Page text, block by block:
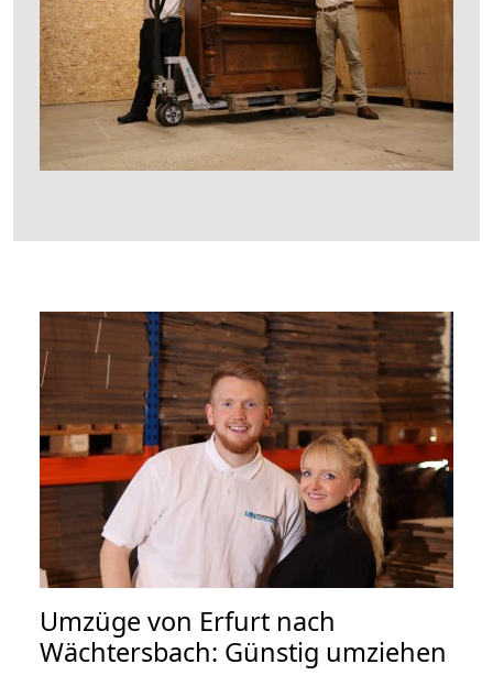
Umzüge von Erfurt nach
Wächtersbach: Günstig umziehen